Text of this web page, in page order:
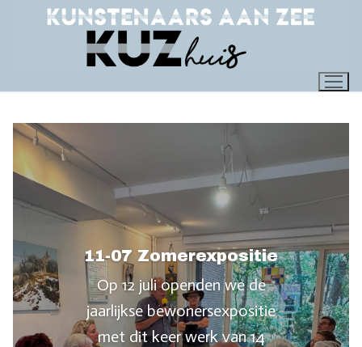
11-07 Zomerexpositie
Op 12 juli openden we de
jaarlijkse bewonersexpositie
met dit keer werk van 14